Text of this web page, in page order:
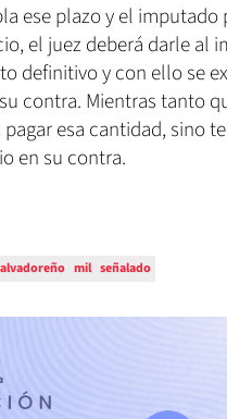
ese plazo y el imputado
el juez deberá darle al
definitivo y con ello se
contra. Mientras tanto
esa cantidad, sino
en su contra.
mil señalado